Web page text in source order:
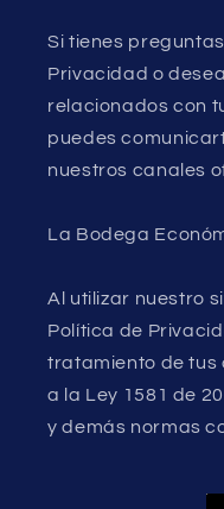
Si tienes
Privacidad o
relacionados con
puedes
nuestros canales
La Bodega
Al utilizar nuestro
Política de
tratamiento de tus
a la Ley 1581 de
y demás normas